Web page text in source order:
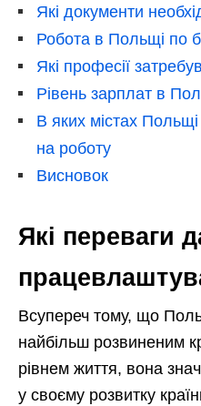
Які документи
Робота в Польщі по
Які професії
Рівень зарплат в
В яких містах
на роботу
Висновок
Які переваги
Всупереч тому, що
найбільш розвиненим
рівнем життя, вона
у своєму розвитку